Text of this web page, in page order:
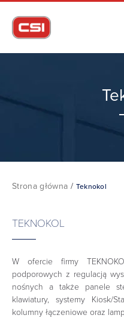
Strona główna / Teknokol
TEKNOKOL
W ofercie firmy
podporowych z regulacją
nośnych a także panele
klawiatury, systemy Kiosk/
kolumny łączeniowe oraz